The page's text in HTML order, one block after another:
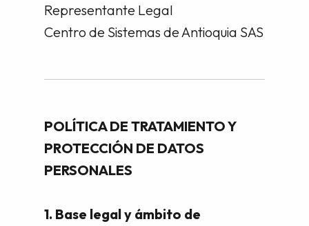
Representante Legal
Centro de Sistemas de Antioquia SAS
POLÍTICA DE TRATAMIENTO Y
PROTECCIÓN DE DATOS
PERSONALES
1. Base legal y ámbito de